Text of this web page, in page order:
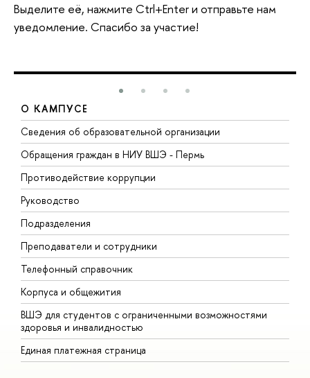
Выделите её, нажмите Ctrl+Enter и отправьте нам
уведомление. Спасибо за участие!
О КАМПУСЕ
Сведения об образовательной организации
Обращения граждан в НИУ ВШЭ - Пермь
Противодействие коррупции
Руководство
Подразделения
Преподаватели и сотрудники
Телефонный справочник
Корпуса и общежития
ВШЭ для студентов с ограниченными возможностями
здоровья и инвалидностью
Единая платежная страница